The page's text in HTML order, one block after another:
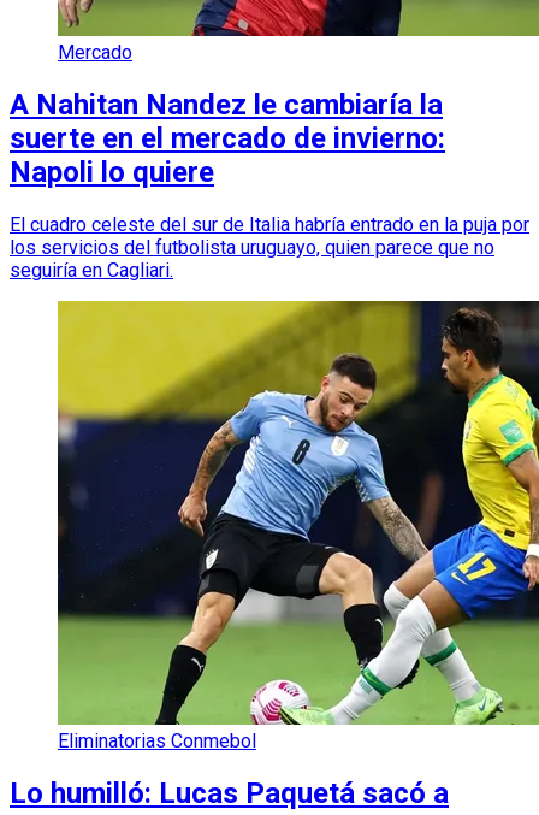
Mercado
A Nahitan Nandez le cambiaría la
suerte en el mercado de invierno:
Napoli lo quiere
El cuadro celeste del sur de Italia habría entrado en la puja por
los servicios del futbolista uruguayo, quien parece que no
seguiría en Cagliari.
Eliminatorias Conmebol
Lo humilló: Lucas Paquetá sacó a